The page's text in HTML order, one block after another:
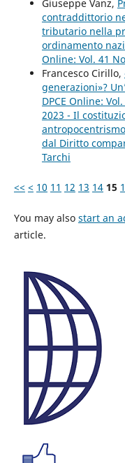
Giuseppe Vanz,
contraddittorio
tributario nella
ordinamento
Online: Vol. 41
Francesco Cirillo,
generazioni»?
DPCE Online:
2023 - Il
dal Diritto
Tarchi
<< < 10 11 12 13 14 15
You may also start an
article.